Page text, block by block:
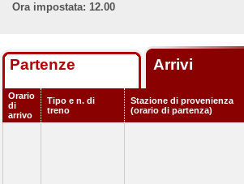
Ora impostata: 12.00
Partenze Arrivi
Orario
di
arrivo
Tipo e n. di
treno
Stazione di provenienza
(orario di partenza)